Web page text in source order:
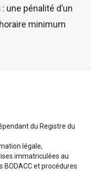
: une pénalité d’un
minimum
du Registre du
légale,
immatriculées au
BODACC et procédures